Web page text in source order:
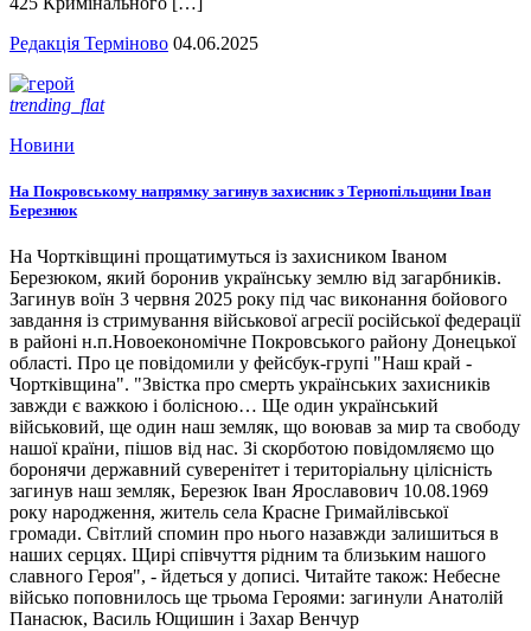
Редакція Терміново 04.06.2025
trending_flat
Новини
На Покровському напрямку загинув захисник з Тернопільщини Іван
Березнюк
На Чортківщині прощатимуться із захисником Іваном
Березюком, який боронив українську землю від загарбників.
Загинув воїн 3 червня 2025 року під час виконання бойового
завдання із стримування військової агресії російської федерації
в районі н.п.Новоекономічне Покровського району Донецької
області. Про це повідомили у фейсбук-групі "Наш край -
Чортківщина". "Звістка про смерть українських захисників
завжди є важкою і болісною… Ще один український
військовий, ще один наш земляк, що воював за мир та свободу
нашої країни, пішов від нас. Зі скорботою повідомляємо що
боронячи державний суверенітет і територіальну цілісність
загинув наш земляк, Березюк Іван Ярославович 10.08.1969
року народження, житель села Красне Гримайлівської
громади. Світлий спомин про нього назавжди залишиться в
наших серцях. Щирі співчуття рідним та близьким нашого
славного Героя", - йдеться у дописі. Читайте також: Небесне
військо поповнилось ще трьома Героями: загинули Анатолій
Панасюк, Василь Ющишин і Захар Венчур